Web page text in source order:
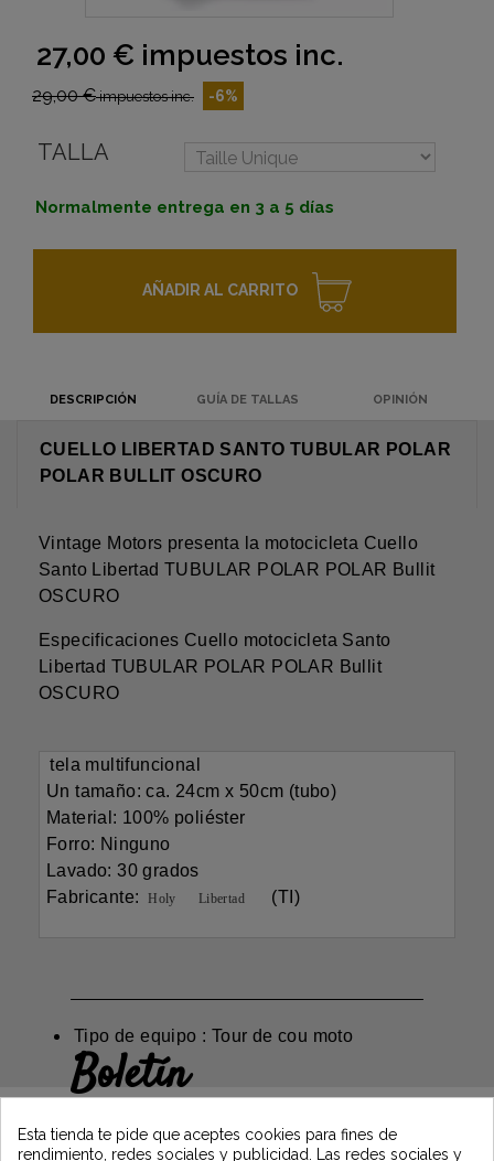
27,00 € impuestos inc.
29,00 €impuestos inc. -6%
TALLA
Normalmente entrega en 3 a 5 días
AÑADIR AL CARRITO
DESCRIPCIÓN GUÍA DE TALLAS OPINIÓN
CUELLO LIBERTAD SANTO TUBULAR POLAR
POLAR BULLIT OSCURO
Vintage Motors presenta la motocicleta Cuello
Santo Libertad TUBULAR POLAR POLAR Bullit
OSCURO
Especificaciones Cuello motocicleta Santo
Libertad TUBULAR POLAR POLAR Bullit
OSCURO
tela multifuncional
Un tamaño: ca. 24cm x 50cm (tubo)
Material: 100% poliéster
Forro: Ninguno
Lavado: 30 grados
Fabricante:
Holy Libertad (TI)
Tipo de equipo : Tour de cou moto
Boletín
suscribiéndose y manténgase informado de
las últimas noticias de Vintage Motors
Esta tienda te pide que aceptes cookies para fines de
rendimiento, redes sociales y publicidad. Las redes sociales y